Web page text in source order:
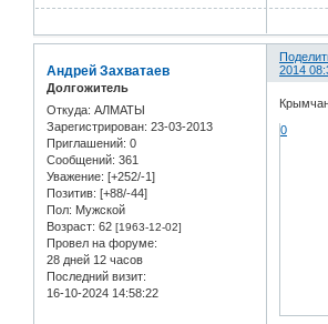
2014
Андрей Захватаев
Долгожитель
Откуда: АЛМАТЫ
Зарегистрирован: 23-03-2013
Приглашений: 0
Сообщений: 361
Уважение: [+252/-1]
Позитив: [+88/-44]
Пол: Мужской
Возраст: 62 [1963-12-02]
Провел на форуме:
28 дней 12 часов
Последний визит:
16-10-2024 14:58:22
0